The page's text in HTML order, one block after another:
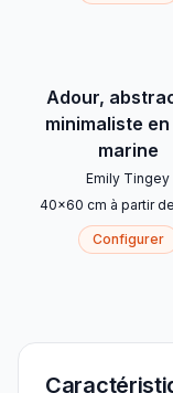
Adour,
minimaliste
marine
Emily Tingey
40x60 cm à partir de
Configurer